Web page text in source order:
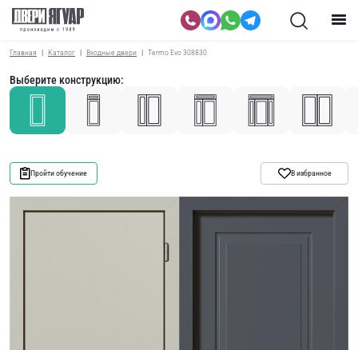
Главная Каталог Входные двери Termo Evo 308830
Выберите конструкцию:
Пройти обучение В избранное